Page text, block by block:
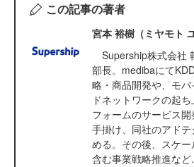
この記事の著者
宮本 裕樹（ミヤモト
Supership株式会社
部長。medibaにて
略・商品開発や、モ
ドネットワークの起
フォームのサービス
手掛け、同社のアド
める。その後、スケ
含む事業戦略推進など